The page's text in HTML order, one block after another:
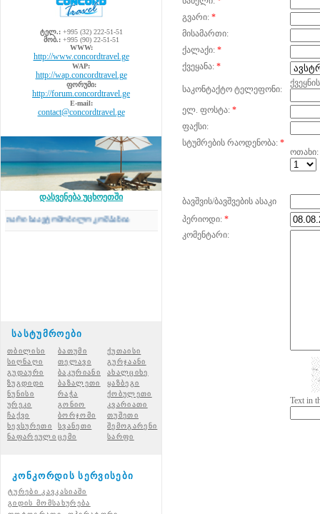
ტელ.:+995 (32) 222-51-51
მობ.:+995 (90) 22-51-51
WWW:
http://www.concordtravel.ge
WAP:
http://wap.concordtravel.ge
ფორუმი:
http://forum.concordtravel.ge
E-mail:
contact@concordtravel.ge
დასვენება უცხოეთში
საავტომობილო კომპანია
სასტუმროები
თბილისი ბათუმი
ქუთაისი
სიღნაღი
თელავი
გურჯაანი
გუდაური
ბაკურიანი ახალციხე
ზუგდიდი
ბაზალეთი
ყაზბეგი
ნუნისი
რაჭა
ქობულეთი
ურეკი
გონიო
კვარიათი
ჩაქვი
ბორჯომი
თუშეთი
ხევსურეთი
სვანეთი
შემოგარენი
ნაფარეული ცემი სარფი
კონკორდის სერვისები
ტურები კავკასიაში
გიდის მომსახურება
გვარი: *
მისამართი:
ქალაქი: *
ქვეყანა: *
საკონტაქტო ტელეფონი:
ელ. ფოსტა: *
ფაქსი:
სტუმრების რაოდენობა: *
ოთახი:
ბავშვის/ბავშვების ასაკი
პერიოდი: *
კომენტარი:
Text in